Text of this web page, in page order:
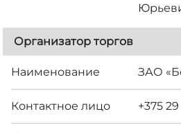
Организатор торгов
Наименование ЗАО
Контактное лицо +375